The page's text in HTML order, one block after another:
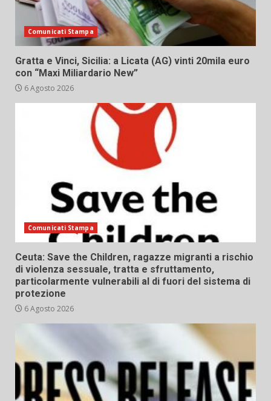
Comunicati Stampa
Gratta e Vinci, Sicilia: a Licata (AG) vinti 20mila euro
con “Maxi Miliardario New”
6 Agosto 2026
Comunicati Stampa
Ceuta: Save the Children, ragazze migranti a rischio
di violenza sessuale, tratta e sfruttamento,
particolarmente vulnerabili al di fuori del sistema di
protezione
6 Agosto 2026